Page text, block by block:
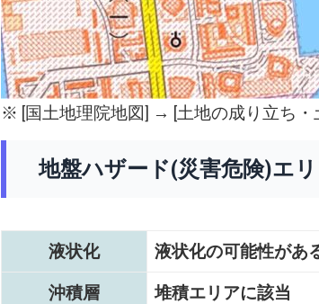
※ [国土地理院地図] → [土地の成り立ち
地盤ハザード(災害危険)エ
液状化
液状化の可能性があ
沖積層
堆積エリアに該当